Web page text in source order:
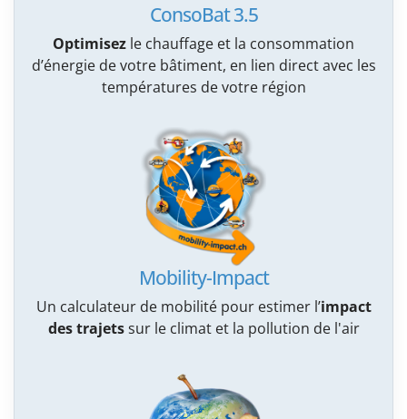
ConsoBat 3.5
Optimisez le chauffage et la consommation
d’énergie de votre bâtiment, en lien direct avec les
températures de votre région
Mobility-Impact
Un calculateur de mobilité pour estimer l’impact
des trajetssur le climat et la pollution de l'air